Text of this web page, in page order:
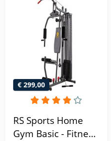
krachtstation voor
thuis - Compact en
multifunctioneel -
Incl. gratis fitness
€ 299,00
RS Sports Home
Gym Basic - Fitness